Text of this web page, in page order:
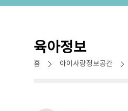
육아정보
홈 아이사랑정보공간